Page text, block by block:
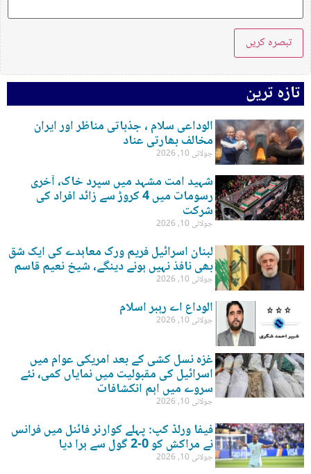
تازہ ترین
الوداعی سلام ، جذباتی مناظر اور ایران
مخالف بھارتی عناد
جولائی 10, 2026
شہید امت مشہد میں سپرد خاک، آخری
رسومات میں 4 کروڑ سے زائد افراد کی
شرکت
جولائی 10, 2026
لبنان اسرائیل فریم ورک معاہدے کی ایک شق
بھی نافذ نہیں ہونے دینگے، شیخ نعیم قاسم
جولائی 10, 2026
الوداع اے رہبر اسلام
جولائی 10, 2026
غزہ نسل کشی کے بعد امریکی عوام میں
اسرائیل کی مقبولیت میں نمایاں کمی، نئے
سروے میں اہم انکشافات
جولائی 10, 2026
فیفا ورلڈ کپ: پہلے کوارٹر فائنل میں فرانس
نے مراکش کو 0-2 گول سے ہرا دیا
جولائی 10, 2026